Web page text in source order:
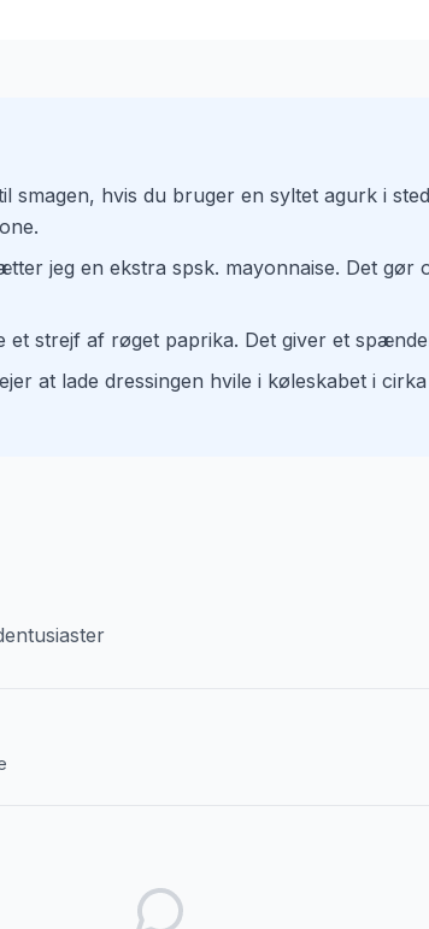
smagen, hvis du bruger en syltet agurk i
jeg en ekstra spsk. mayonnaise. Det
strejf af røget paprika. Det giver et
at lade dressingen hvile i køleskabet i